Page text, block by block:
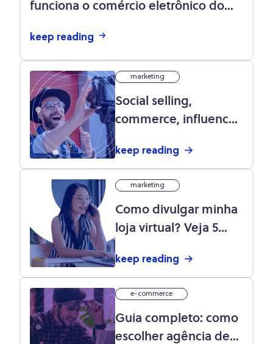
funciona o comércio eletrônico do
keep reading
marketing
Social selling,
commerce, influence
como fazer?
keep reading
marketing
Como divulgar minha
loja virtual? Veja 5
keep reading
e-commerce
Guia completo: como
escolher agência de